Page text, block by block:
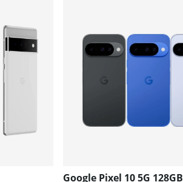
Google Pixel 10 5G 128GB